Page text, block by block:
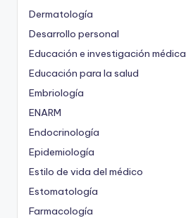
Dermatología
Desarrollo personal
Educación e investigación médica
Educación para la salud
Embriología
ENARM
Endocrinología
Epidemiología
Estilo de vida del médico
Estomatología
Farmacología